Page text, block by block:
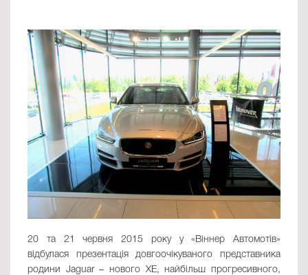
20 та 21 червня 2015 року у «Віннер Автомотів»
відбулася презентація довгоочікуваного представника
родини Jaguar – нового ХЕ, найбільш прогресивного,